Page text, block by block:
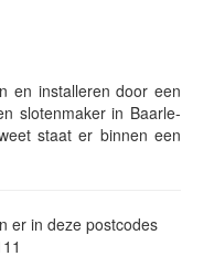
en installeren door een
slotenmaker in Baarle-
staat er binnen een
er in deze postcodes